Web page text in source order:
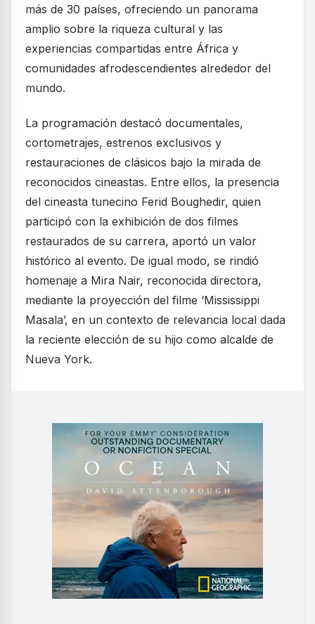
más de 30 países, ofreciendo un panorama
amplio sobre la riqueza cultural y las
experiencias compartidas entre África y
comunidades afrodescendientes alrededor del
mundo.
La programación destacó documentales,
cortometrajes, estrenos exclusivos y
restauraciones de clásicos bajo la mirada de
reconocidos cineastas. Entre ellos, la presencia
del cineasta tunecino Ferid Boughedir, quien
participó con la exhibición de dos filmes
restaurados de su carrera, aportó un valor
histórico al evento. De igual modo, se rindió
homenaje a Mira Nair, reconocida directora,
mediante la proyección del filme ‘Mississippi
Masala’, en un contexto de relevancia local dada
la reciente elección de su hijo como alcalde de
Nueva York.